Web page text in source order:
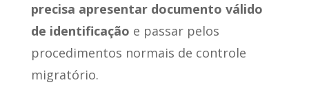
precisa apresentar documento válido
de identificação e passar pelos
procedimentos normais de controle
migratório.